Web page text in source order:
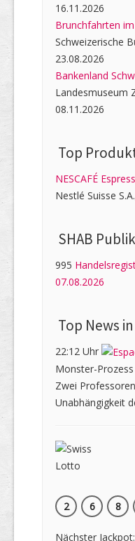
16.11.2026
Brunchfahrten
Schweizerische
23.08.2026
Bankenland
Landesmuseum
08.11.2026
Top
NESCAFÉ
Nestlé Suisse
SHAB
995
07.08.2026
Top News
22:12 Uhr
Monster-Prozess
Zwei
Unabhängigkeit
2
6 8
Nächster